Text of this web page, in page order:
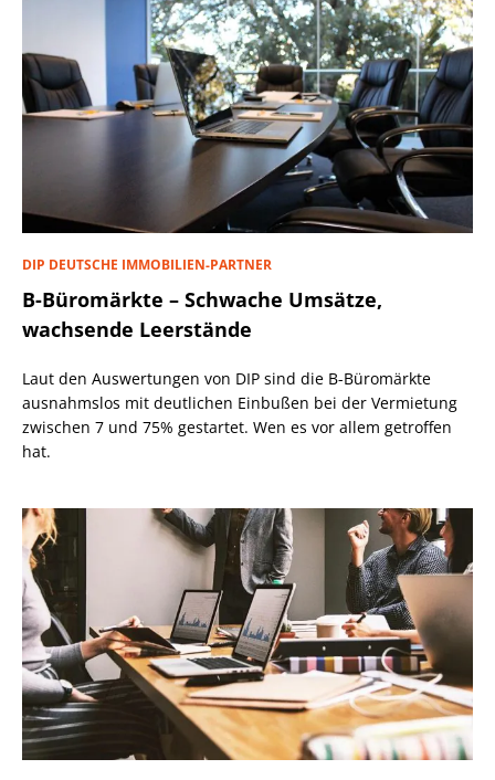
DIP DEUTSCHE IMMOBILIEN-PARTNER
B-Büromärkte – Schwache Umsätze,
wachsende Leerstände
Laut den Auswertungen von DIP sind die B-Büromärkte
ausnahmslos mit deutlichen Einbußen bei der Vermietung
zwischen 7 und 75% gestartet. Wen es vor allem getroffen
hat.